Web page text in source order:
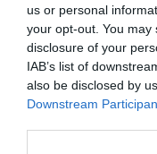
us or personal
your opt-out. You
disclosure of your
IAB’s list of
also be disclosed by
Downstream
Από:
12/11/
Τετάρτη &
| Σάββατο 18.15
Τοποθεσία:
Θέατρο ARK,